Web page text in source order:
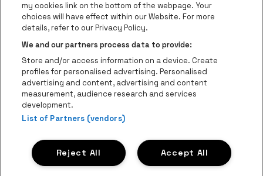
Ga naar de website van Coca-Cola
Ga naar de website van
Ga naar de
Ga naar de website van
Ga naar de website
be•at Business is een deel vanbe•at
Be-At Venues
Schijnpoortweg 119, 2170 Antwerpen
BTW (BE) 0461.051.688 - RPR Antwerpen
BNP Paribas Fortis - IBAN: BE93 2200 4925 0067 - BIC:
GEBABEBB
ProclaimerCookiesManage my cookiesPrivacy
my cookies link on the bottom of the webpage. Your
choices will have effect within our Website. For more
details, refer to our Privacy Policy.
We and our partners process data to provide:
Store and/or access information on a device. Create
profiles for personalised advertising. Personalised
advertising and content, advertising and content
measurement, audience research and services
development.
List of Partners (vendors)
Accept All
Reject All